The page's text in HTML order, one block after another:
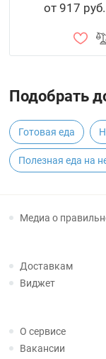
от 917
Подобрать
Готовая еда
Полезная еда на
Медиа о
Доставкам
Виджет
О сервисе
Вакансии